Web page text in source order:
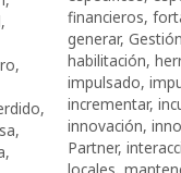
,
,
,
,
,
financieros,
generar, Gestión
habilitación,
impulsado,
incrementar,
innovación,
Partner,